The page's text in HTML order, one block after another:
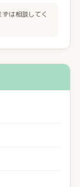
は相談してく